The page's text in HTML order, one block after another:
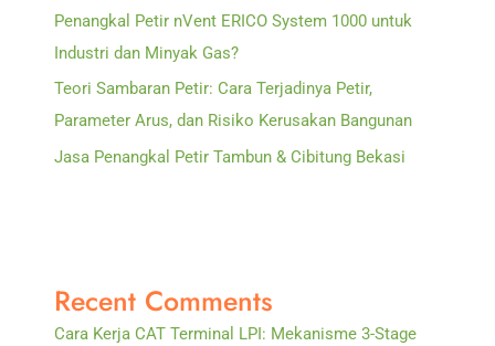
Penangkal Petir nVent ERICO System 1000 untuk
Industri dan Minyak Gas?
Teori Sambaran Petir: Cara Terjadinya Petir,
Parameter Arus, dan Risiko Kerusakan Bangunan
Jasa Penangkal Petir Tambun & Cibitung Bekasi
Recent Comments
Cara Kerja CAT Terminal LPI: Mekanisme 3-Stage